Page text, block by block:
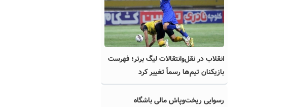
انقلاب در نقل‌وانتقالات لیگ برتر؛ فهرست
بازیکنان تیم‌ها رسماً تغییر کرد
رسوایی ریخت‌وپاش مالی باشگاه